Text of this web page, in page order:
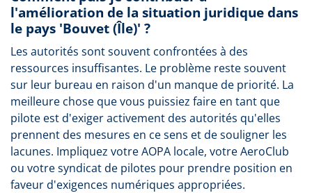
l'amélioration de la situation juridique dans
le pays 'Bouvet (Île)' ?
Les autorités sont souvent confrontées à des
ressources insuffisantes. Le problème reste souvent
sur leur bureau en raison d'un manque de priorité. La
meilleure chose que vous puissiez faire en tant que
pilote est d'exiger activement des autorités qu'elles
prennent des mesures en ce sens et de souligner les
lacunes. Impliquez votre AOPA locale, votre AeroClub
ou votre syndicat de pilotes pour prendre position en
faveur d'exigences numériques appropriées.